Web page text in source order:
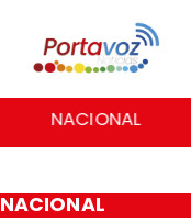
REGIONES
NACIONAL